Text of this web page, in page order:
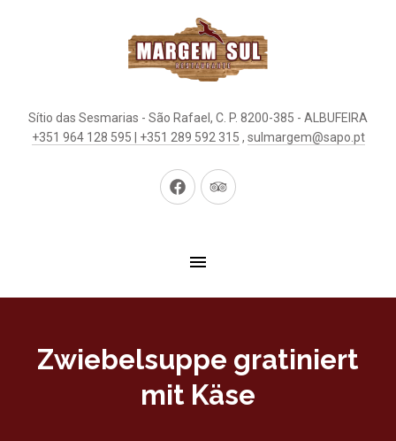
Sítio das Sesmarias - São Rafael, C. P. 8200-385 - ALBUFEIRA
+351 964 128 595 | +351 289 592 315 , sulmargem@sapo.pt
Neues Neues
Zwiebelsuppe gratiniert
mit Käse